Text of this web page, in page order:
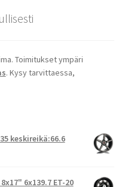
Toimitukset ympäri
. Kysy tarvittaessa,
keskireikä:66.6
6x139.7 ET-20